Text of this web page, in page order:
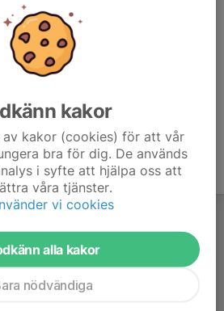
kakor
av kakor (cookies) för att vår
bra för dig. De används
i syfte att hjälpa oss att
våra tjänster.
vi cookies
alla kakor
nödvändiga